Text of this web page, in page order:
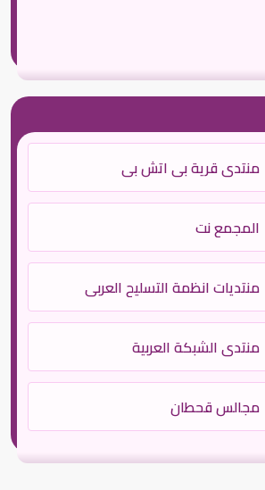
منتدى قرية بي اتش بي
المجمع نت
منتديات انظمة التسليح العربي
منتدى الشبكة العربية
مجالس قحطان